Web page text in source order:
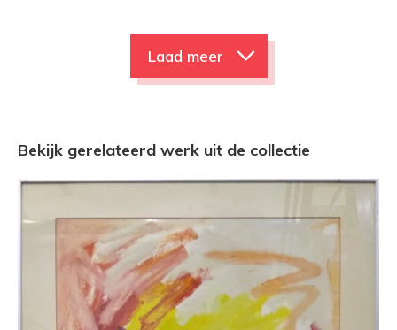
Laad meer
Bekijk gerelateerd werk uit de collectie